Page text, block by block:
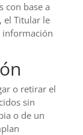
con base a
el Titular le
información
o retirar el
sin
o de un